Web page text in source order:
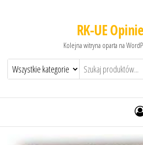
RK-UE Opinie
Kolejna witryna oparta na